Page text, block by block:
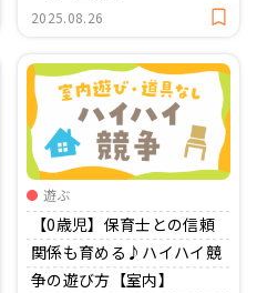
2025.08.26
遊ぶ
【0歳児】保育士との信頼
関係も育める♪ハイハイ競
争の遊び方【室内】